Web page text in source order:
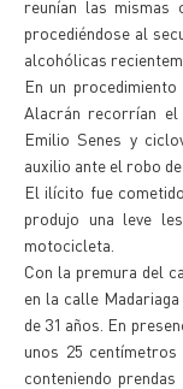
reunían las mismas
procediéndose al
alcohólicas
En un
Alacrán recorrían
Emilio Senes y
auxilio ante el robo
El ilícito fue
produjo una leve
motocicleta.
Con la premura del
en la calle
de 31 años. En
unos 25
conteniendo